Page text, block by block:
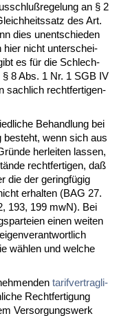
an § 2
des Art.
dies un­ent­schie­den
hier nicht un­ter­schei­
es für die Schlech­
8 Abs. 1 Nr. 1 SGB IV
sach­lich recht­fer­ti­gen­
Be­hand­lung bei
be­steht, wenn sich aus
her­lei­ten las­sen,
recht­fer­ti­gen, daß
die der ge­ringfügig
er­hal­ten (BAG 27.
193, 199 mwN). Bei
ei­nen wei­ten
wählen und wel­che
ta­rif­ver­trag­li­
Recht­fer­ti­gung
Ver­sor­gungs­werk